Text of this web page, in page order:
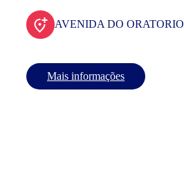
AVENIDA DO ORATORIO
Mais informações